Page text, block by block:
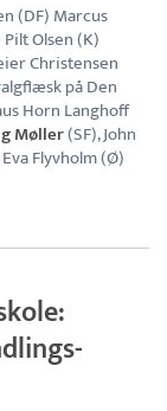
(DF) Marcus
Olsen (K)
Christensen
på Den
Horn Langhoff
Møller(SF), John
Flyvholm (Ø)